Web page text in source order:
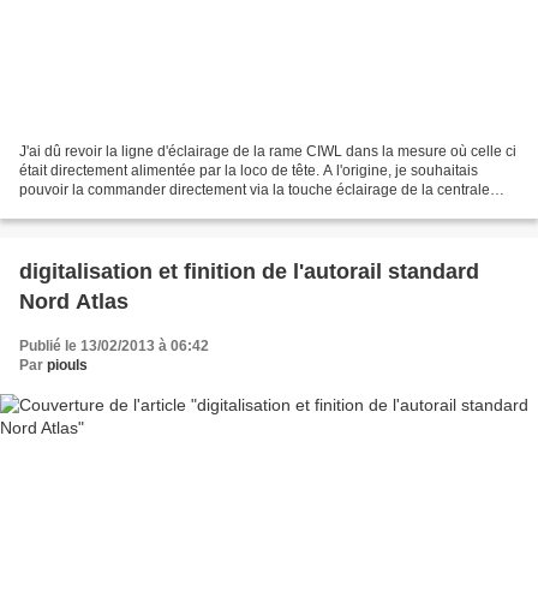
J'ai dû revoir la ligne d'éclairage de la rame CIWL dans la mesure où celle ci
était directement alimentée par la loco de tête. A l'origine, je souhaitais
pouvoir la commander directement via la touche éclairage de la centrale
digitalisation et finition de l'autorail standard
Nord Atlas
Publié le 13/02/2013 à 06:42
Par piouls